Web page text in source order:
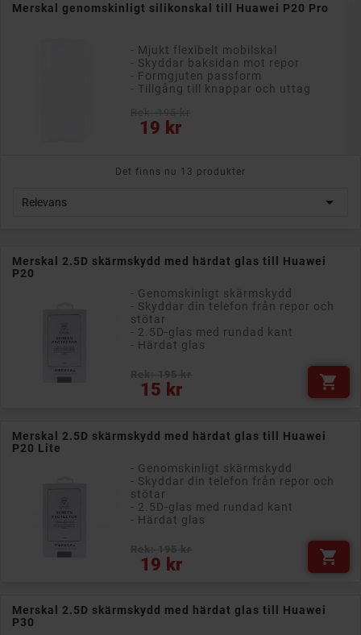
Merskal genomskinligt silikonskal till Huawei P20 Pro
- Mjukt flexibelt mobilskal
- Skyddar baksidan mot repor
- Formgjuten passform
- Tillgång till knappar och uttag
19 kr
Pris
Det finns nu 13 produkter
Relevans 
Merskal 2.5D skärmskydd med härdat glas till Huawei
P20
- Genomskinligt skärmskydd
- Skyddar din telefon från repor och
stötar
- 2.5D-glas med rundad kant
- Härdat glas
15 kr
Pris 
Merskal 2.5D skärmskydd med härdat glas till Huawei
P20 Lite
- Genomskinligt skärmskydd
- Skyddar din telefon från repor och
stötar
- 2.5D-glas med rundad kant
- Härdat glas
19 kr
Pris 
Merskal 2.5D skärmskydd med härdat glas till Huawei
P30